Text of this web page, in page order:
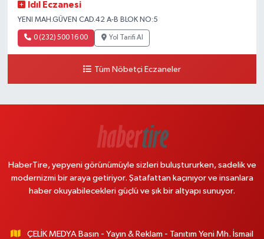
Idıl Eczanesi
YENI MAH.GÜVEN CAD.42 A-B BLOK NO:5
0 (232) 500 16 00 Yol Tarifi Al
Tüm Nöbetçi Eczaneler
HaberTire, yepyeni görünümüyle sizleri buluştururken, sadelik ve
modernizmi bir araya getiriyor. Şatafattan kaçınıyor ve insanlara
haber okuyabilecekleri güçlü ve şık bir altyapı sunuyor.
ÇELİK MEDYA Basın - Yayın & Reklam - Tanıtım Yeni Mh. İsmail